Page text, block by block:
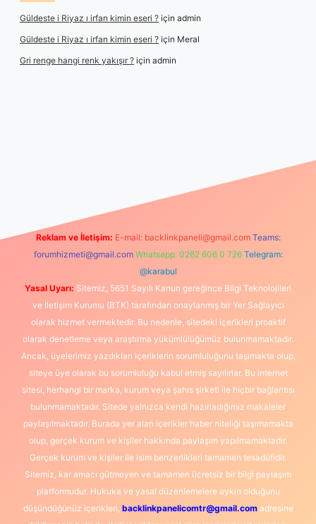
Güldeste i Riyaz ı irfan kimin eseri ? için admin
Güldeste i Riyaz ı irfan kimin eseri ? için Meral
Gri renge hangi renk yakışır ? için admin
Reklam ve İletişim: E-mail: backlinkpaneli@gmail.com Teams:
forumhizmeti@gmail.com Whatsapp: 0262 606 0 726 Telegram:
@karabul
Yasal Uyarı: Sitemiz, 5651 Sayılı Kanun gereğince Bilgi Teknolojileri
ve İletişim Kurumu (BTK) tarafından onaylanmış bir Yer Sağlayıcı
olarak hizmet vermektedir. Bu nedenle, sitedeki içerikleri proaktif
olarak denetleme veya araştırma yükümlülüğümüz bulunmamaktadır.
Ancak, üyelerimiz yazdıkları içeriklerin sorumluluğunu taşımakta olup,
siteye üye olarak bu sorumluluğu kabul etmiş sayılırlar. Bu internet
sitesi, herhangi bir marka, kurum veya şahıs şirketi ile hiçbir bağlantısı
bulunmamaktadır. Sitede yalnızca kendi hazırladığımız makaleler
paylaşılmaktadır. Burada yer alan içerikler haber niteliği taşımamakta
olup, gerçek kurum ve kişiler hakkında paylaşım yapılmamaktadır.
Gerçek kurum ve kişiler ile isim benzerlikleri tamamen tesadüfidir.
Sitemiz, kar amacı gütmeyen ve tamamen ücretsiz bir bilgi paylaşım
platformudur. Hukuka ve yasal düzenlemelere aykırı olduğunu
düşündüğünüz içerikleri, backlinkpanelicomtr@gmail.comadresine